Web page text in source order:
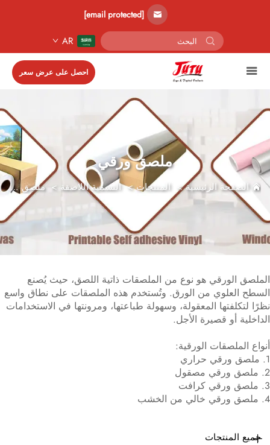
[email protected]
AR
احصل على عرض سعر
ملصق ورقي
الصفحة الرئيسية>المنتجات>التسمية اللاصقة >ملصق ورقي
الملصق الورقي هو نوع من الملصقات ذاتية اللصق، حيث يُصنع
السطح العلوي من الورق. وتُستخدم هذه الملصقات على نطاق واسع
نظرًا لتكلفتها المعقولة، وسهولة طباعتها، ومرونتها في الاستخدامات
الداخلية أو قصيرة الأجل.
أنواع الملصقات الورقية:
1. ملصق ورقي حراري
2. ملصق ورقي مصقول
3. ملصق ورقي كرافت
4. ملصق ورقي خالي من الخشب
جميع المنتجات